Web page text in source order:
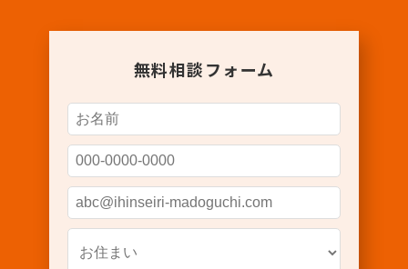
無料相談フォーム